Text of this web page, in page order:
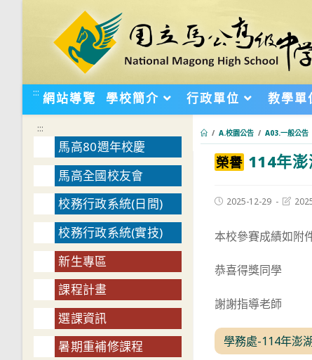
::: 網站導覽 學校簡介 行政單位 教學單
/ A.校園公告 / A03.一般公告
榮譽 114年
Post2025-12-29
Post
本校參賽成績如附
恭喜得獎同學
謝謝指導老師
學務處-114年澎
:::
馬高80週年校慶
馬高全國校友會
校務行政系統(日間)
校務行政系統(實技)
新生專區
課程計畫
選課資訊
暑期重補修課程